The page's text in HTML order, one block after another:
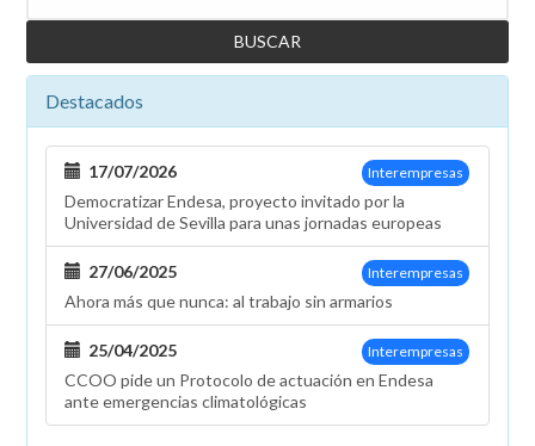
los
de
300
horas
fuera
de
la
laboral
a
cero
Destacados
Interempresas
17/07/2026
Democratizar Endesa, proyecto invitado por la
Universidad de Sevilla para unas jornadas europeas
Interempresas
27/06/2025
Ahora más que nunca: al trabajo sin armarios
Interempresas
25/04/2025
CCOO pide un Protocolo de actuación en Endesa
ante emergencias climatológicas